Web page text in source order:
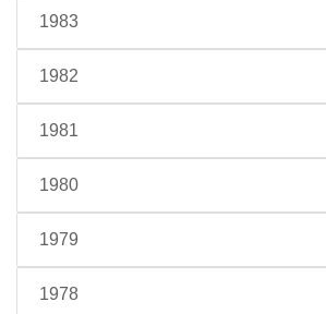
1983
1982
1981
1980
1979
1978